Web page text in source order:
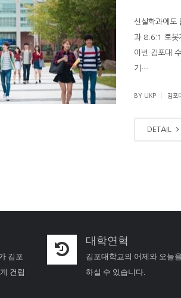
신설학과에도
과 8.6:1 로봇
이번 김포대
기…
BY UKP 김포
DETAIL
김포
건립
대학연혁
김포대학교의 어제와 오늘
하실 수 있습니다.